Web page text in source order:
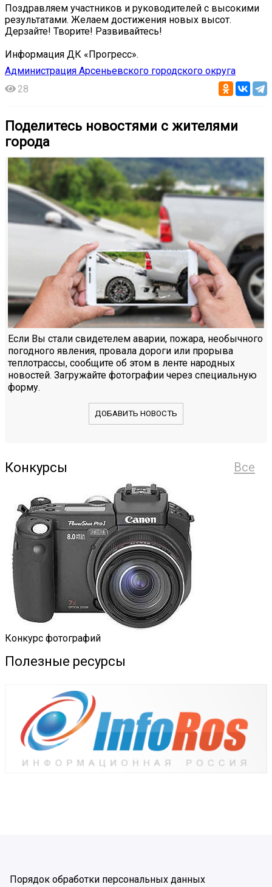
Поздравляем участников и руководителей с высокими
результатами. Желаем достижения новых высот.
Дерзайте! Творите! Развивайтесь!
Информация ДК «Прогресс».
Администрация Арсеньевского городского округа
28
Поделитесь новостями с жителями
города
Если Вы стали свидетелем аварии, пожара, необычного
погодного явления, провала дороги или прорыва
теплотрассы, сообщите об этом в ленте народных
новостей. Загружайте фотографии через специальную
форму.
ДОБАВИТЬ НОВОСТЬ
Все
Конкурсы
Конкурс фотографий
Полезные ресурсы
Порядок обработки персональных данных